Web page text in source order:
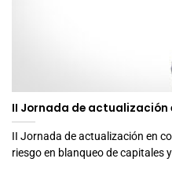
II Jornada de actualización
II Jornada de actualización en
riesgo en blanqueo de capitales